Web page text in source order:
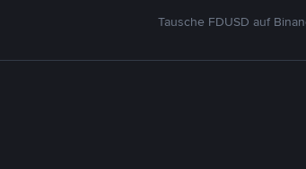
Tausche FDUSD auf